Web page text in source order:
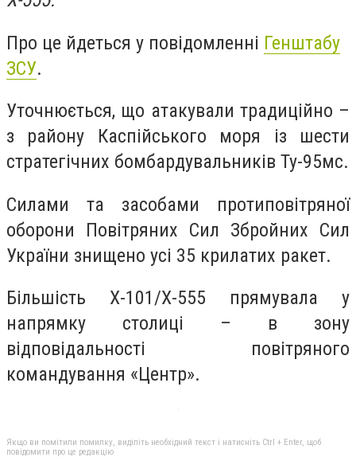
Про це йдеться у повідомленні Генштабу
ЗСУ.
Уточнюється, що атакували традиційно –
з району Каспійського моря із шести
стратегічних бомбардувальників Ту-95мс.
Силами та засобами протиповітряної
оборони Повітряних Сил Збройних Сил
України знищено усі 35 крилатих ракет.
Більшість Х-101/Х-555 прямувала у
напрямку столиці – в зону
відповідальності повітряного
командування «Центр».
Якщо ви помітили помилку, виділіть необхідний текст і натисніть Ctrl + Enter, щоб
повідомити про це редакцію